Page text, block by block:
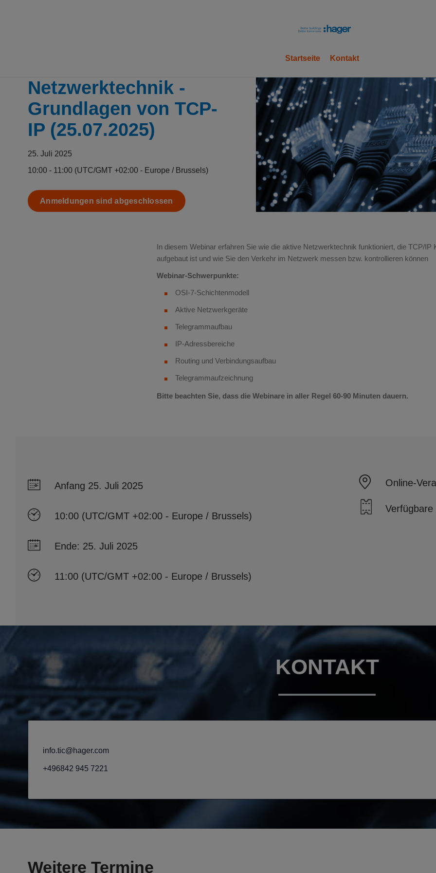
hager
Startseite Kontakt
Netzwerktechnik -
Grundlagen von TCP-
IP (25.07.2025)
25. Juli 2025
10:00 - 11:00 (UTC/GMT +02:00 - Europe / Brussels)
Anmeldungen sind abgeschlossen
In diesem Webinar erfahren Sie wie die aktive Netzwerktechnik funktioniert, die TCP/IP
aufgebaut ist und wie Sie den Verkehr im Netzwerk messen bzw. kontrollieren können
Webinar-Schwerpunkte:
OSI-7-Schichtenmodell
Aktive Netzwerkgeräte
Telegrammaufbau
IP-Adressbereiche
Routing und Verbindungsaufbau
Telegrammaufzeichnung
Bitte beachten Sie, dass die Webinare in aller Regel 60-90 Minuten dauern.
Anfang 25. Juli 2025
10:00 (UTC/GMT +02:00 - Europe / Brussels)
Ende: 25. Juli 2025
11:00 (UTC/GMT +02:00 - Europe / Brussels)
Online-
KONTAKT
info.tic@hager.com
+496842 945 7221
Weitere Termine